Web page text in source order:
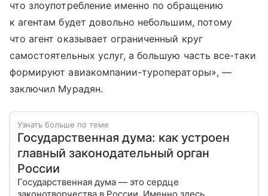
что злоупотребление именно по обращению
к агентам будет довольно небольшим, потому
что агент оказывает ограниченный круг
самостоятельных услуг, а большую часть все-таки
формируют авиакомпании-туроператоры», —
заключил Мурадян.
Узнать больше по теме
Государственная дума: как устроен
главный законодательный орган
России
Государственная дума — это сердце